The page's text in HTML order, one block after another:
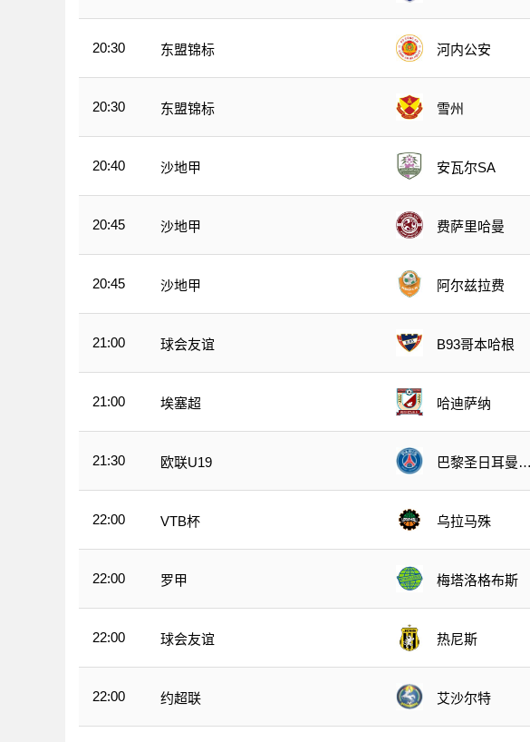
20:30 东盟锦标 河内公安
20:30 东盟锦标 雪州
20:40 沙地甲 安瓦尔SA
20:45 沙地甲 费萨里哈曼
20:45 沙地甲 阿尔兹拉费
21:00 球会友谊 B93哥本哈根
21:00 埃塞超 哈迪萨纳
21:30 欧联U19
巴黎圣日耳曼U
22:00 VTB杯 乌拉马殊
22:00 罗甲 梅塔洛格布斯
22:00 球会友谊 热尼斯
22:00 约超联 艾沙尔特